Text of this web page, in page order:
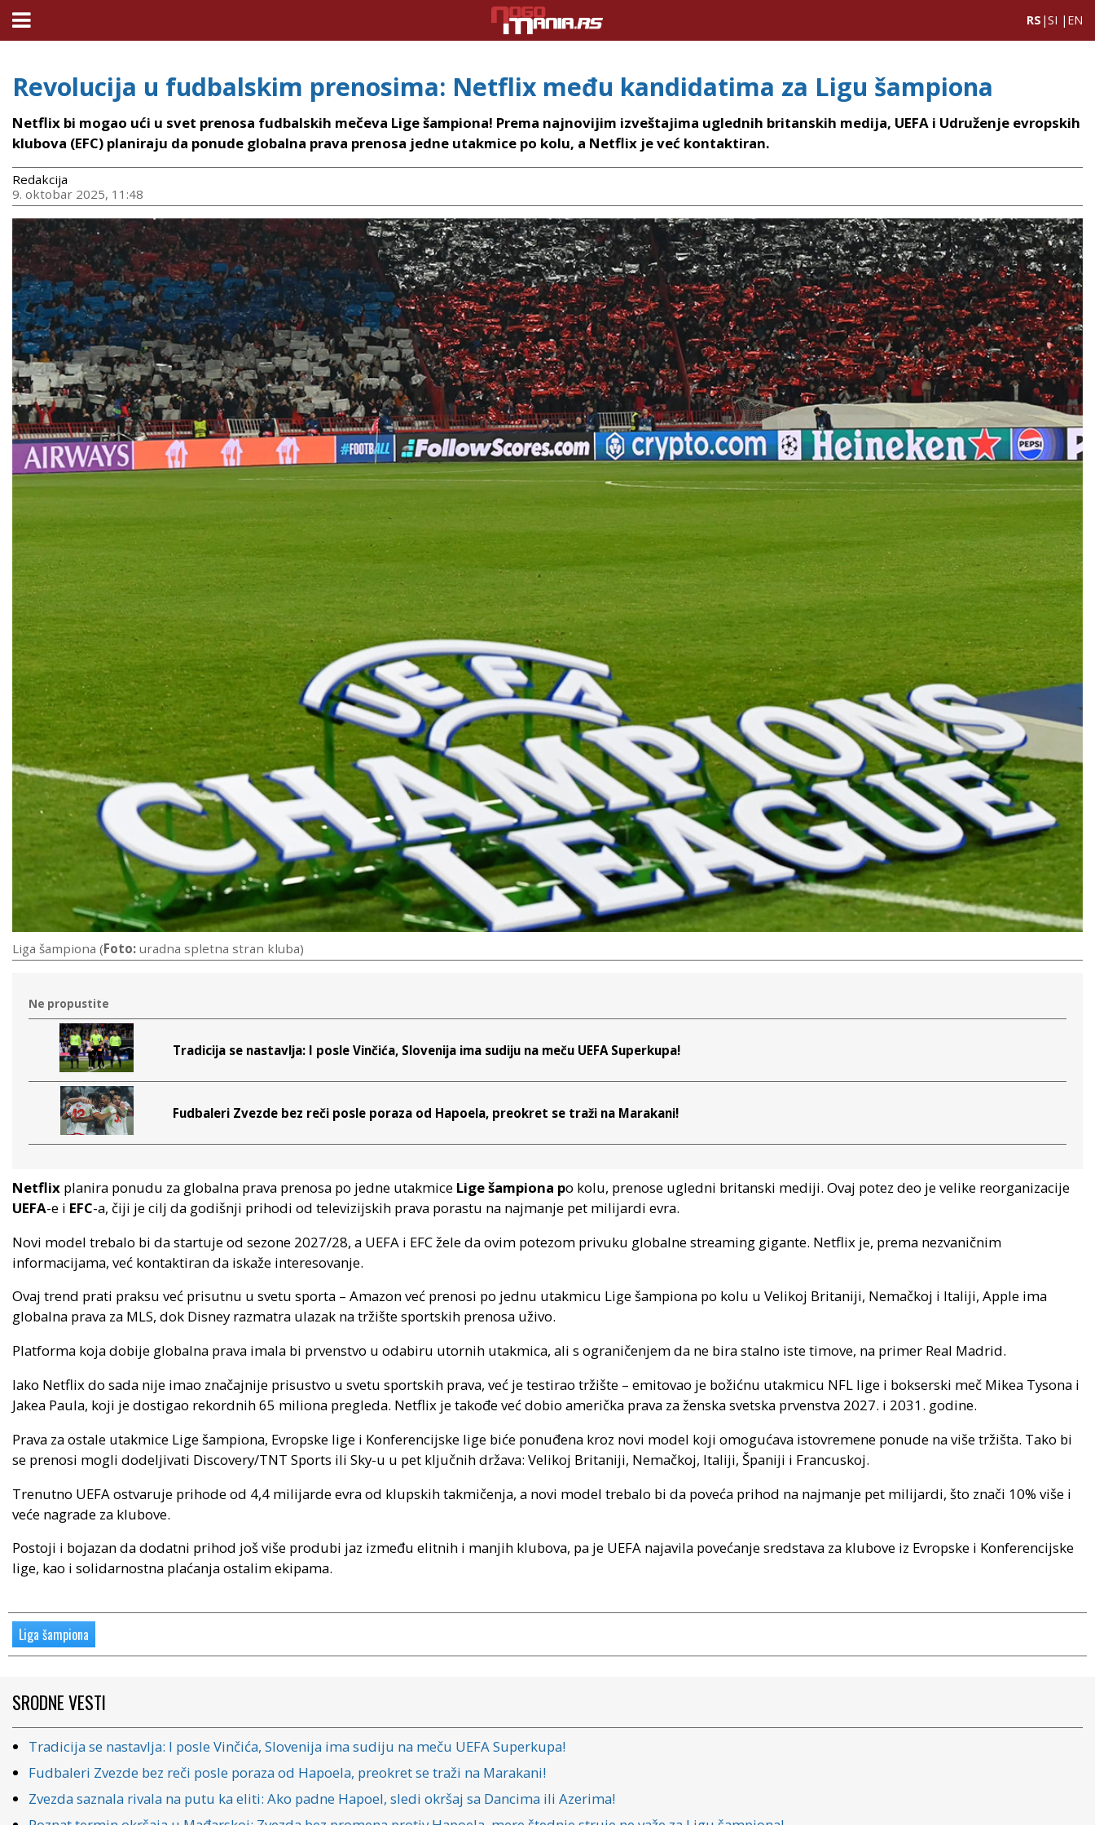
RS |SI | EN
Revolucija u fudbalskim prenosima: Netflix među kandidatima za Ligu šampiona
Netflix bi mogao ući u svet prenosa fudbalskih mečeva Lige šampiona! Prema najnovijim izveštajima uglednih britanskih medija, UEFA i Udruženje evropskih
klubova (EFC) planiraju da ponude globalna prava prenosa jedne utakmice po kolu, a Netflix je već kontaktiran.
Redakcija
9. oktobar 2025, 11:48
Liga šampiona (Foto: uradna spletna stran kluba)
Ne propustite
Tradicija se nastavlja: I posle Vinčića, Slovenija ima sudiju na meču UEFA Superkupa!
Fudbaleri Zvezde bez reči posle poraza od Hapoela, preokret se traži na Marakani!
Netflix planira ponudu za globalna prava prenosa po jedne utakmice Lige šampiona po kolu, prenose ugledni britanski mediji. Ovaj potez deo je velike reorganizacije
UEFA-e i EFC-a, čiji je cilj da godišnji prihodi od televizijskih prava porastu na najmanje pet milijardi evra.
Novi model trebalo bi da startuje od sezone 2027/28, a UEFA i EFC žele da ovim potezom privuku globalne streaming gigante. Netflix je, prema nezvaničnim
informacijama, već kontaktiran da iskaže interesovanje.
Ovaj trend prati praksu već prisutnu u svetu sporta – Amazon već prenosi po jednu utakmicu Lige šampiona po kolu u Velikoj Britaniji, Nemačkoj i Italiji, Apple ima
globalna prava za MLS, dok Disney razmatra ulazak na tržište sportskih prenosa uživo.
Platforma koja dobije globalna prava imala bi prvenstvo u odabiru utornih utakmica, ali s ograničenjem da ne bira stalno iste timove, na primer Real Madrid.
Iako Netflix do sada nije imao značajnije prisustvo u svetu sportskih prava, već je testirao tržište – emitovao je božićnu utakmicu NFL lige i bokserski meč Mikea Tysona i
Jakea Paula, koji je dostigao rekordnih 65 miliona pregleda. Netflix je takođe već dobio američka prava za ženska svetska prvenstva 2027. i 2031. godine.
Prava za ostale utakmice Lige šampiona, Evropske lige i Konferencijske lige biće ponuđena kroz novi model koji omogućava istovremene ponude na više tržišta. Tako bi
se prenosi mogli dodeljivati Discovery/TNT Sports ili Sky-u u pet ključnih država: Velikoj Britaniji, Nemačkoj, Italiji, Španiji i Francuskoj.
Trenutno UEFA ostvaruje prihode od 4,4 milijarde evra od klupskih takmičenja, a novi model trebalo bi da poveća prihod na najmanje pet milijardi, što znači 10% više i
veće nagrade za klubove.
Postoji i bojazan da dodatni prihod još više produbi jaz između elitnih i manjih klubova, pa je UEFA najavila povećanje sredstava za klubove iz Evropske i Konferencijske
lige, kao i solidarnostna plaćanja ostalim ekipama.
Liga šampiona
SRODNE VESTI
Tradicija se nastavlja: I posle Vinčića, Slovenija ima sudiju na meču UEFA Superkupa!
Fudbaleri Zvezde bez reči posle poraza od Hapoela, preokret se traži na Marakani!
Zvezda saznala rivala na putu ka eliti: Ako padne Hapoel, sledi okršaj sa Dancima ili Azerima!